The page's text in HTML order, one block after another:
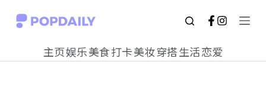
S
主页娱乐美食打卡美妆穿搭生活恋爱